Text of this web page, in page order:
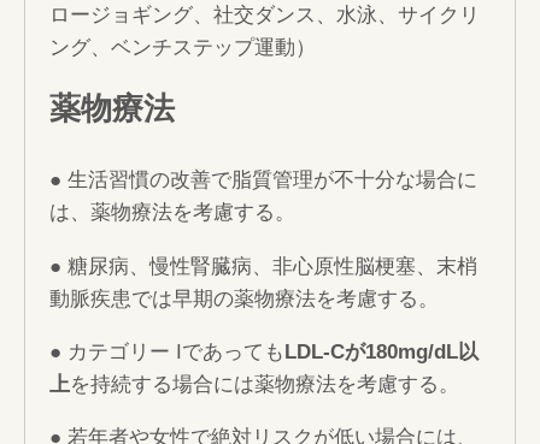
ロージョギング、社交ダンス、水泳、サイクリ
ング、ベンチステップ運動）
薬物療法
● 生活習慣の改善で脂質管理が不十分な場合に
は、薬物療法を考慮する。
● 糖尿病、慢性腎臓病、非心原性脳梗塞、末梢
動脈疾患では早期の薬物療法を考慮する。
● カテゴリー IであってもLDL-Cが180mg/dL以
上を持続する場合には薬物療法を考慮する。
● 若年者や女性で絶対リスクが低い場合には、